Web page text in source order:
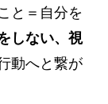
と＝自分を
しない、視
動へと繋が